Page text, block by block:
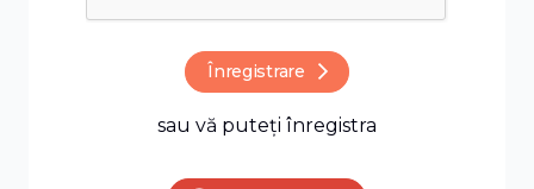
Înregistrare
sau vă puteți înregistra